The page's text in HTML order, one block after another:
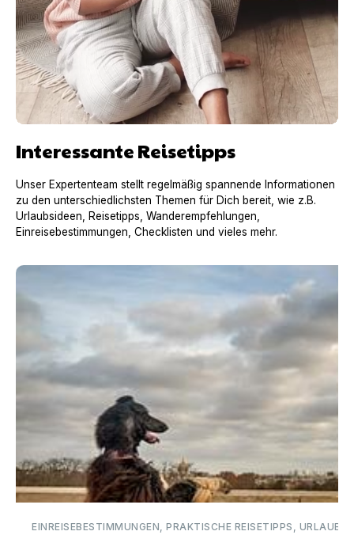
Interessante Reisetipps
Unser Expertenteam stellt regelmäßig spannende Informationen
zu den unterschiedlichsten Themen für Dich bereit, wie z.B.
Urlaubsideen, Reisetipps, Wanderempfehlungen,
Einreisebestimmungen, Checklisten und vieles mehr.
Urlaub mit Hund in Frankreich
EINREISEBESTIMMUNGEN, PRAKTISCHE REISETIPPS,